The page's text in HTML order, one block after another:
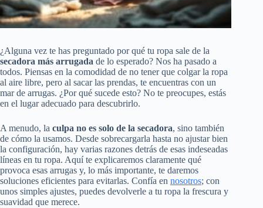
¿Alguna vez te has preguntado por qué tu ropa sale de la
secadora más arrugada de lo esperado? Nos ha pasado a
todos. Piensas en la comodidad de no tener que colgar la ropa
al aire libre, pero al sacar las prendas, te encuentras con un
mar de arrugas. ¿Por qué sucede esto? No te preocupes, estás
en el lugar adecuado para descubrirlo.
A menudo, la culpa no es solo de la secadora, sino también
de cómo la usamos. Desde sobrecargarla hasta no ajustar bien
la configuración, hay varias razones detrás de esas indeseadas
líneas en tu ropa. Aquí te explicaremos claramente qué
provoca esas arrugas y, lo más importante, te daremos
soluciones eficientes para evitarlas. Confía en nosotros; con
unos simples ajustes, puedes devolverle a tu ropa la frescura y
suavidad que merece.